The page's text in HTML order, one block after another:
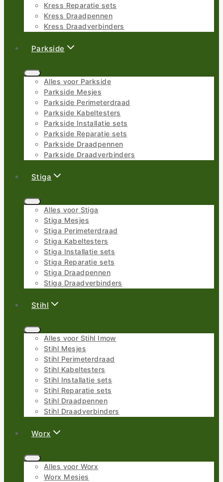
Kress Reparatie sets
Kress Draadpennen
Kress Draadverbinders
Parkside
Alles voor Parkside
Parkside Mesjes
Parkside Perimeterdraad
Parkside Kabeltesters
Parkside Installatie sets
Parkside Reparatie sets
Parkside Draadpennen
Parkside Draadverbinders
Stiga
Alles voor Stiga
Stiga Mesjes
Stiga Perimeterdraad
Stiga Kabeltesters
Stiga Installatie sets
Stiga Reparatie sets
Stiga Draadpennen
Stiga Draadverbinders
Stihl
Alles voor Stihl Imow
Stihl Mesjes
Stihl Perimeterdraad
Stihl Kabeltesters
Stihl Installatie sets
Stihl Reparatie sets
Stihl Draadpennen
Stihl Draadverbinders
Worx
Alles voor Worx
Worx Mesjes